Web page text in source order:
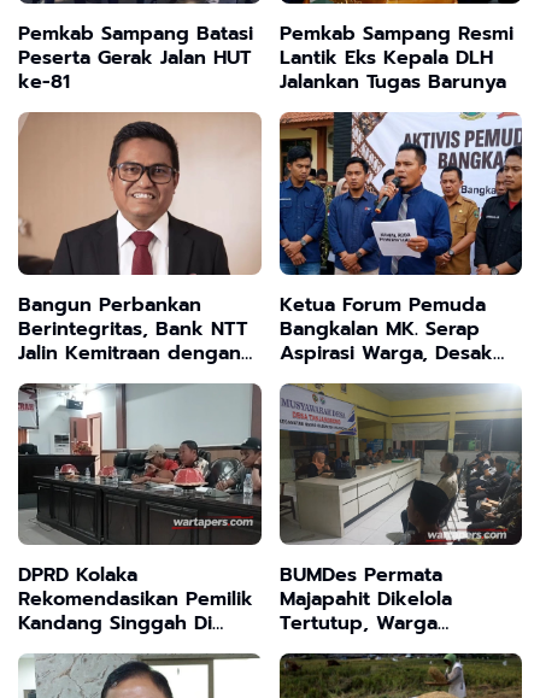
Pemkab Sampang Batasi
Peserta Gerak Jalan HUT
ke-81
Pemkab Sampang Resmi
Lantik Eks Kepala DLH
Jalankan Tugas Barunya
Bangun Perbankan
Berintegritas, Bank NTT
Jalin Kemitraan dengan
Kejati NTT
Ketua Forum Pemuda
Bangkalan MK. Serap
Aspirasi Warga, Desak
Evaluasi Kinerja Pejabat
Daerah
DPRD Kolaka
Rekomendasikan Pemilik
Kandang Singgah Di
Laloeha Di Hentikan
Sementara Karena Tak
BUMDes Permata
Majapahit Dikelola
Tertutup, Warga
Tanjangrono Tuntut
Kejelasan